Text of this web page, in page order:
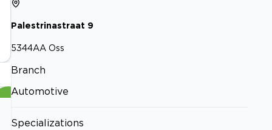
Palestrinastraat 9
5344AA Oss
Branch
Automotive
Specializations